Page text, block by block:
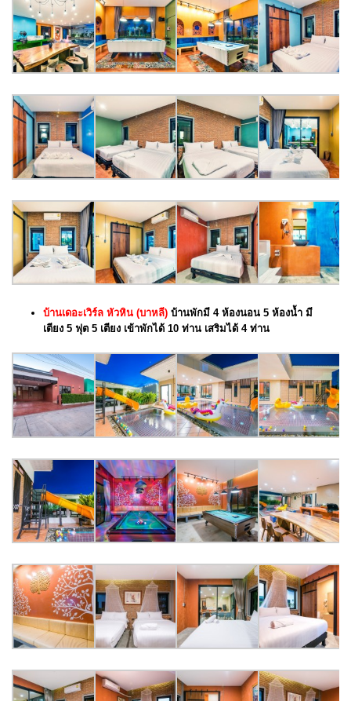
บ้านเดอะเวิร์ล หัวหิน (บาหลี) บ้านพักมี 4 ห้องนอน 5 ห้องน้ำ มี
เตียง 5 ฟุต 5 เตียง เข้าพักได้ 10 ท่าน เสริมได้ 4 ท่าน